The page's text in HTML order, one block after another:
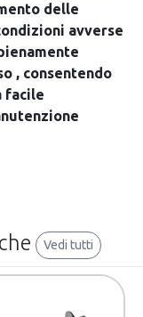
delle
avverse
, consentendo
facile
Vedi tutti